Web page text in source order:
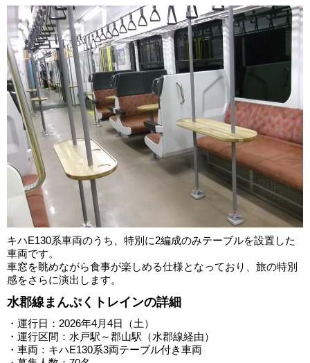
キハE130系車両のうち、特別に2編成のみテーブルを設置した
車両です。
車窓を眺めながら食事が楽しめる仕様となっており、旅の特別
感をさらに演出します。
水郡線まんぷくトレインの詳細
・運行日：2026年4月4日（土）
・運行区間：水戸駅～郡山駅（水郡線経由）
・車両：キハE130系3両テーブル付き車両